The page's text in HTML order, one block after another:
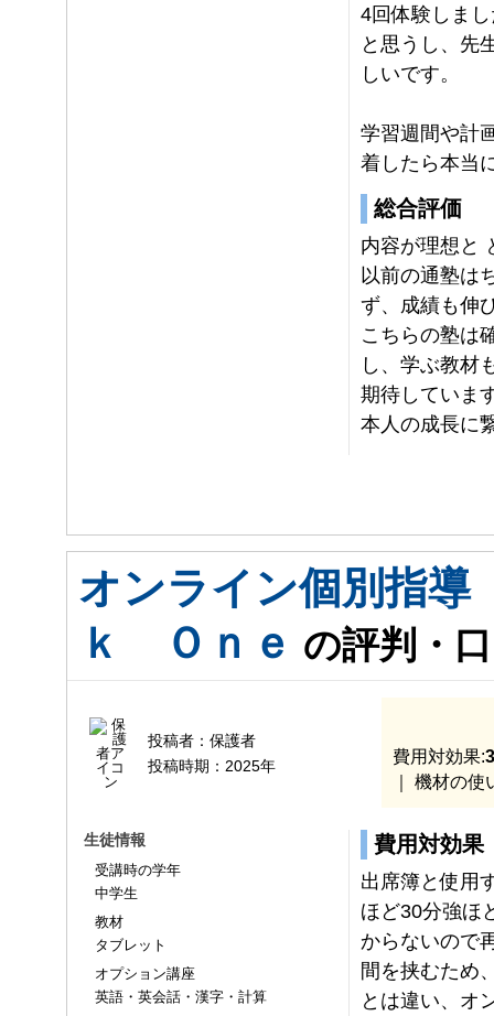
4回体験しま
と思うし、先
しいです。
学習週間や計
着したら本当
総合評価
内容が理想と
以前の通塾は
ず、成績も伸
こちらの塾は
し、学ぶ教材
期待していま
本人の成長に
オンライン個別指
ｋ Ｏｎｅ の評判・
投稿者： 保護者
投稿時期： 2025年 費用対効果:
｜ 機材の使
生徒情報
受講時の学年
中学生
教材
タブレット
オプション講座
英語・英会話・漢字・計算
費用対効果
出席簿と使用
ほど30分強ほ
からないので
間を挟むため
とは違い、オ